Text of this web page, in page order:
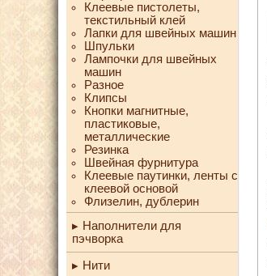
Клеевые пистолеты,
текстильный клей
Лапки для швейных машин
Шпульки
Лампочки для швейных
машин
Разное
Клипсы
Кнопки магнитные,
пластиковые,
металлические
Резинка
Швейная фурнитура
Клеевые паутинки, ленты с
клеевой основой
Флизелин, дублерин
Наполнители для
пэчворка
Нити